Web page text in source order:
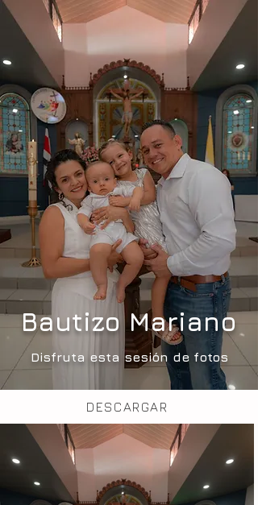
Bautizo Mariano
Disfruta esta sesión de fotos
DESCARGAR